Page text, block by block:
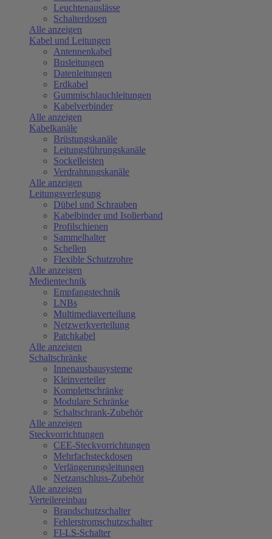
Leuchtenauslässe
Schalterdosen
Alle anzeigen
Kabel und Leitungen
Antennenkabel
Busleitungen
Datenleitungen
Erdkabel
Gummischlauchleitungen
Kabelverbinder
Alle anzeigen
Kabelkanäle
Brüstungskanäle
Leitungsführungskanäle
Sockelleisten
Verdrahtungskanäle
Alle anzeigen
Leitungsverlegung
Dübel und Schrauben
Kabelbinder und Isolierband
Profilschienen
Sammelhalter
Schellen
Flexible Schutzrohre
Alle anzeigen
Medientechnik
Empfangstechnik
LNBs
Multimediaverteilung
Netzwerkverteilung
Patchkabel
Alle anzeigen
Schaltschränke
Innenausbausysteme
Kleinverteiler
Komplettschränke
Modulare Schränke
Schaltschrank-Zubehör
Alle anzeigen
Steckvorrichtungen
CEE-Steckvorrichtungen
Mehrfachsteckdosen
Verlängerungsleitungen
Netzanschluss-Zubehör
Alle anzeigen
Verteilereinbau
Brandschutzschalter
Fehlerstromschutzschalter
FI-LS-Schalter